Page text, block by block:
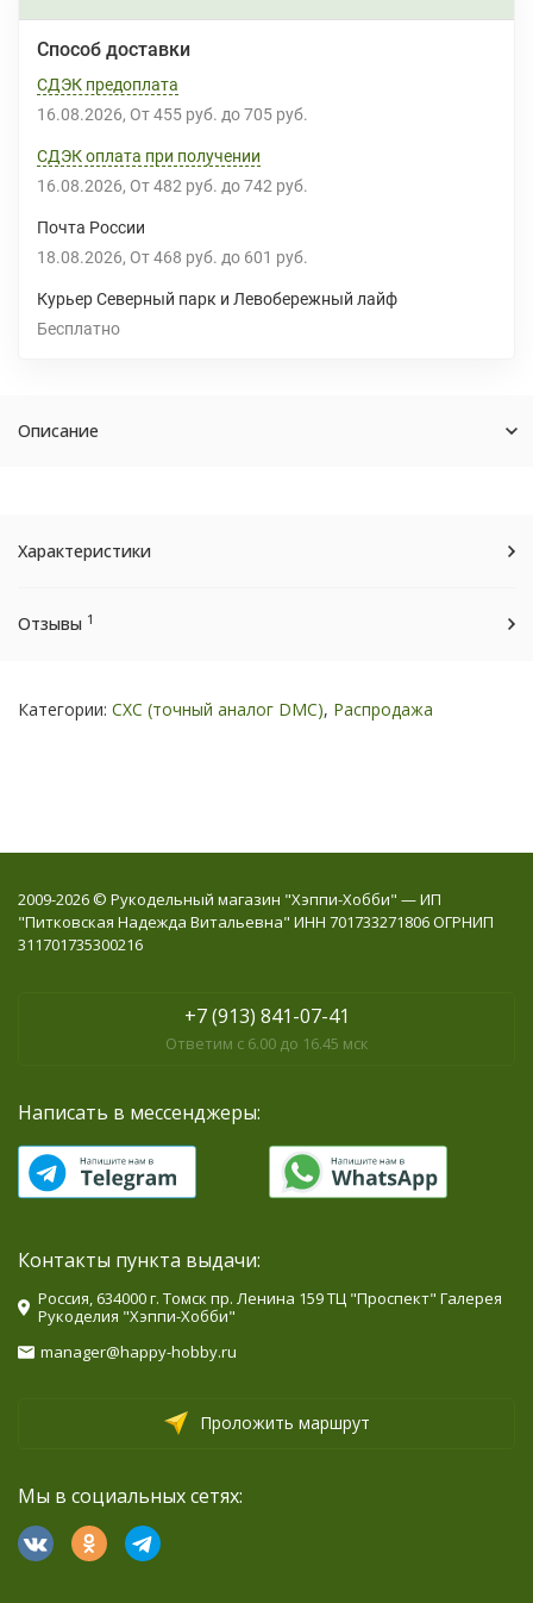
Способ доставки
СДЭК предоплата
16.08.2026 От 455 руб. до 705 руб.
СДЭК оплата при получении
16.08.2026 От 482 руб. до 742 руб.
Почта России
18.08.2026 От 468 руб. до 601 руб.
Курьер Северный парк и Левобережный лайф
Бесплатно
Описание
Характеристики
Отзывы 1
Категории: СХС (точный аналог DMC), Распродажа
2009-2026 © Рукодельный магазин "Хэппи-Хобби" — ИП
"Питковская Надежда Витальевна" ИНН 701733271806 ОГРНИП
311701735300216
+7 (913) 841-07-41
Ответим с 6.00 до 16.45 мск
Написать в мессенджеры:
Контакты пункта выдачи:
Россия, 634000 г. Томск пр. Ленина 159 ТЦ "Проспект" Галерея
Рукоделия "Хэппи-Хобби"
manager@happy-hobby.ru
Проложить маршрут
Мы в социальных сетях: